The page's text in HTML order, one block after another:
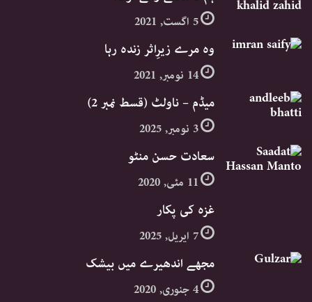
5 اگست, 2021
وہ مرے زیرِاثر زندہ رہا
14 نومبر, 2021
میڈم – ناولٹ (قسط نمبر 2)
3 نومبر, 2025
سعادت حسن منٹو
11 مئی, 2020
غزہ کی پکار
7 اپریل, 2025
مجھے اندھیرے میں بیشک
4 جنوری, 2020